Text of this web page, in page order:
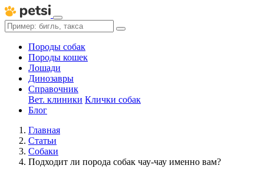
Породы собак
Породы кошек
Лошади
Динозавры
Справочник
Вет. клиники Клички собак
Блог
Главная
Статьи
Собаки
Подходит ли порода собак чау-чау именно вам?